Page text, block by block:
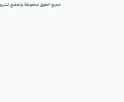
جميع الحقوق محفوظة وتخضع